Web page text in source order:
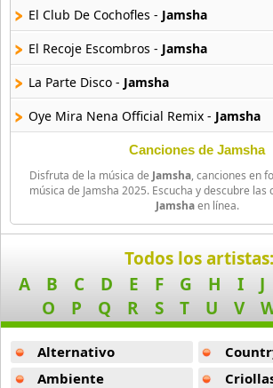
Arcangel Y De La Ghetto
101 músicas online
Arthur
4 músicas online
Asesino
Aspirante
Audio El Sonido Musikal
3 músicas online
Babilonia
El Club De Cochofles - Jamsha
El Recoje Escombros - Jamsha
La Parte Disco - Jamsha
Oye Mira Nena Official Remix - Jamsha
Interlude Lesbianas -Jamsha
Canciones de Jamsha
Disfruta de la música de Jamsha, canciones en
música de Jamsha 2025. Escucha y descubre las
Jamshaen línea.
Todos los artistas:
A
B C D E F G H I J
O
P Q R S T U V
Alternativo
Ambiente